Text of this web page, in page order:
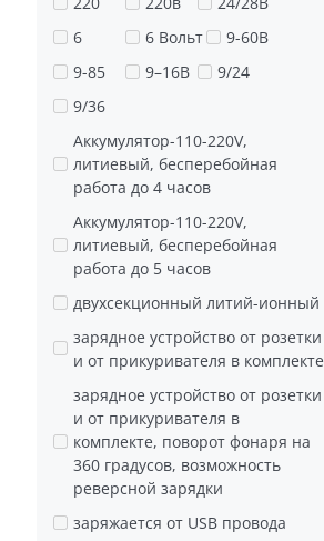
6
6 Вольт
9-60В
9-85
9–16В
9/24
9/36
Аккумулятор-110-220V,
литиевый, бесперебойная
работа до 4 часов
Аккумулятор-110-220V,
литиевый, бесперебойная
работа до 5 часов
двухсекционный литий-ионный
зарядное устройство от розетки
и от прикуривателя в комплекте
зарядное устройство от розетки
и от прикуривателя в
комплекте, поворот фонаря на
360 градусов, возможность
реверсной зарядки
заряжается от USB провода